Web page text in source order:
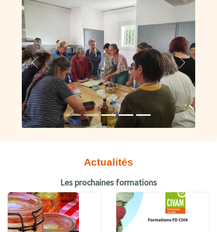
Précédent Suivant
Actualités
Les prochaines formations